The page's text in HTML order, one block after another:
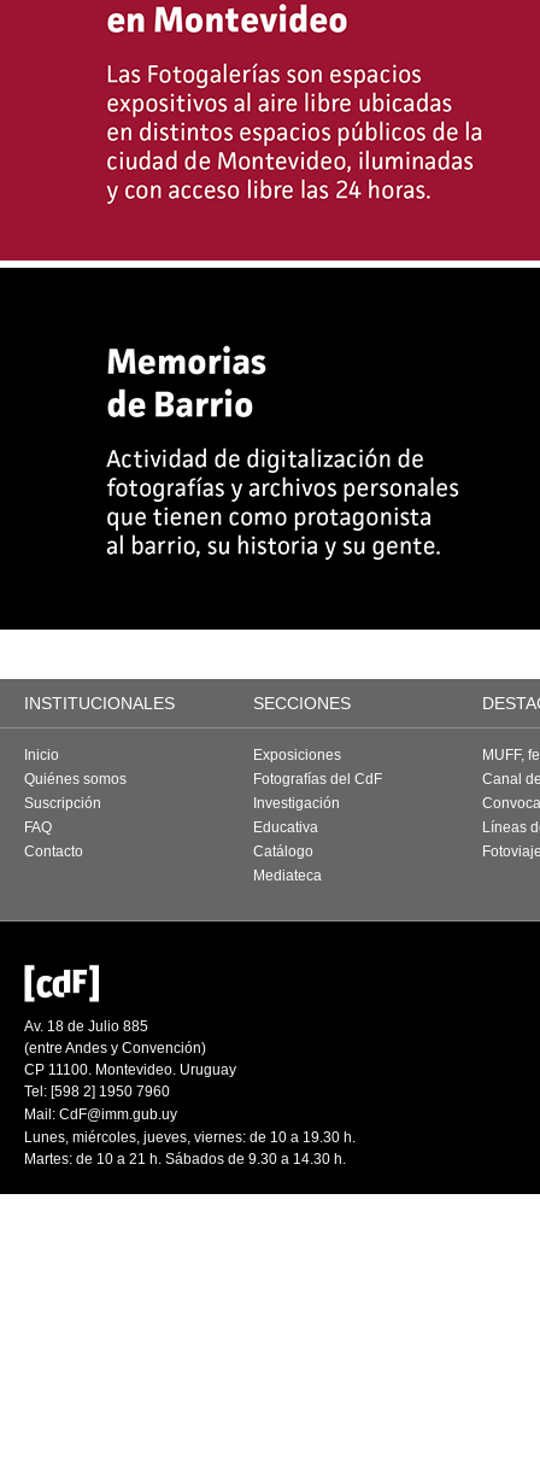
INSTITUCIONALES SECCIONES
Inicio
Quiénes somos
Suscripción
FAQ
Contacto
Exposiciones
Fotografías del CdF
Investigación
Educativa
Catálogo
Mediateca
MUFF,
Canal
Líneas
Av. 18 de Julio 885
(entre Andes y Convención)
CP 11100. Montevideo. Uruguay
Tel: [598 2] 1950 7960
Mail: CdF@imm.gub.uy
Lunes, miércoles, jueves, viernes: de 10 a 19.30 h.
Martes: de 10 a 21 h. Sábados de 9.30 a 14.30 h.